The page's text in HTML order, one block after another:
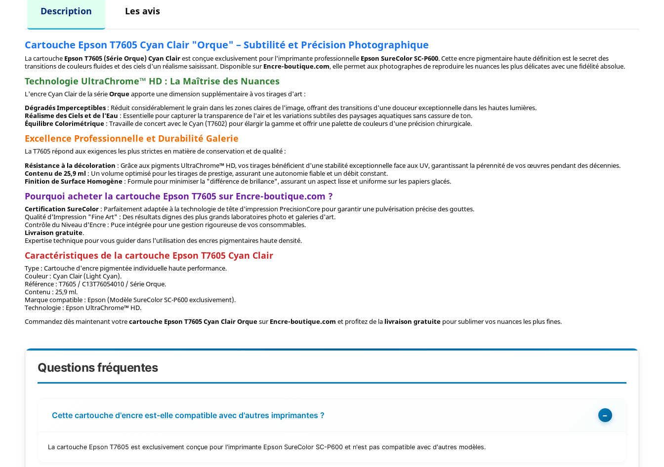
Description Les avis
Cartouche Epson T7605 Cyan Clair "Orque" – Subtilité et Précision Photographique
La cartouche Epson T7605 (Série Orque) Cyan Clairest conçue exclusivement pour l'imprimante professionnelle Epson SureColor SC-P600. Cette encre pigmentaire haute définition est le secret des
transitions de couleurs fluides et des ciels d'un réalisme saisissant. Disponible surEncre-boutique.com, elle permet aux photographes de reproduire les nuances les plus délicates avec une fidélité absolue.
Technologie UltraChrome™ HD : La Maîtrise des Nuances
L'encre Cyan Clair de la sérieOrqueapporte une dimension supplémentaire à vos tirages d'art :
Dégradés Imperceptibles : Réduit considérablement le grain dans les zones claires de l'image, offrant des transitions d'une douceur exceptionnelle dans les hautes lumières.
Réalisme des Ciels et de l'Eau : Essentielle pour capturer la transparence de l'air et les variations subtiles des paysages aquatiques sans cassure de ton.
Équilibre Colorimétrique : Travaille de concert avec le Cyan (T7602) pour élargir la gamme et offrir une palette de couleurs d'une précision chirurgicale.
Excellence Professionnelle et Durabilité Galerie
La T7605 répond aux exigences les plus strictes en matière de conservation et de qualité :
Résistance à la décoloration : Grâce aux pigments UltraChrome™ HD, vos tirages bénéficient d'une stabilité exceptionnelle face aux UV, garantissant la pérennité de vos œuvres pendant des décennies.
Contenu de 25,9 ml : Un volume optimisé pour les tirages de prestige, assurant une autonomie fiable et un débit constant.
Finition de Surface Homogène : Formule pour minimiser la "différence de brillance", assurant un aspect lisse et uniforme sur les papiers glacés.
Pourquoi acheter la cartouche Epson T7605 sur Encre-boutique.com ?
Certification SureColor : Parfaitement adaptée à la technologie de tête d'impression PrecisionCore pour garantir une pulvérisation précise des gouttes.
Qualité d'Impression "Fine Art" : Des résultats dignes des plus grands laboratoires photo et galeries d'art.
Contrôle du Niveau d'Encre : Puce intégrée pour une gestion rigoureuse de vos consommables.
Livraison gratuite.
Expertise technique pour vous guider dans l'utilisation des encres pigmentaires haute densité.
Caractéristiques de la cartouche Epson T7605 Cyan Clair
Type : Cartouche d'encre pigmentée individuelle haute performance.
Couleur : Cyan Clair (Light Cyan).
Référence : T7605 / C13T76054010 / Série Orque.
Contenu : 25,9 ml.
Marque compatible : Epson (Modèle SureColor SC-P600 exclusivement).
Technologie : Epson UltraChrome™ HD.
Commandez dès maintenant votrecartouche Epson T7605 Cyan Clair OrquesurEncre-boutique.com et profitez de la livraison gratuite pour sublimer vos nuances les plus fines.
Questions fréquentes
Cette cartouche d'encre est-elle compatible avec d'autres imprimantes ? −
La cartouche Epson T7605 est exclusivement conçue pour l'imprimante Epson SureColor SC-P600 et n'est pas compatible avec d'autres modèles.